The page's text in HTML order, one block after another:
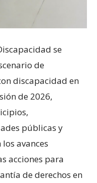
se
de
discapacidad en
de 2026,
públicas y
avances
acciones para
de derechos en